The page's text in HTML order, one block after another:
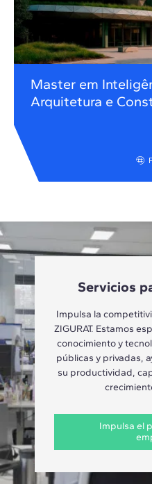
Master em
Arquitetura e
Servicios
Impulsa la
ZIGURAT. Estamos
conocimiento y
públicas y privadas,
su productividad,
Impulsa el